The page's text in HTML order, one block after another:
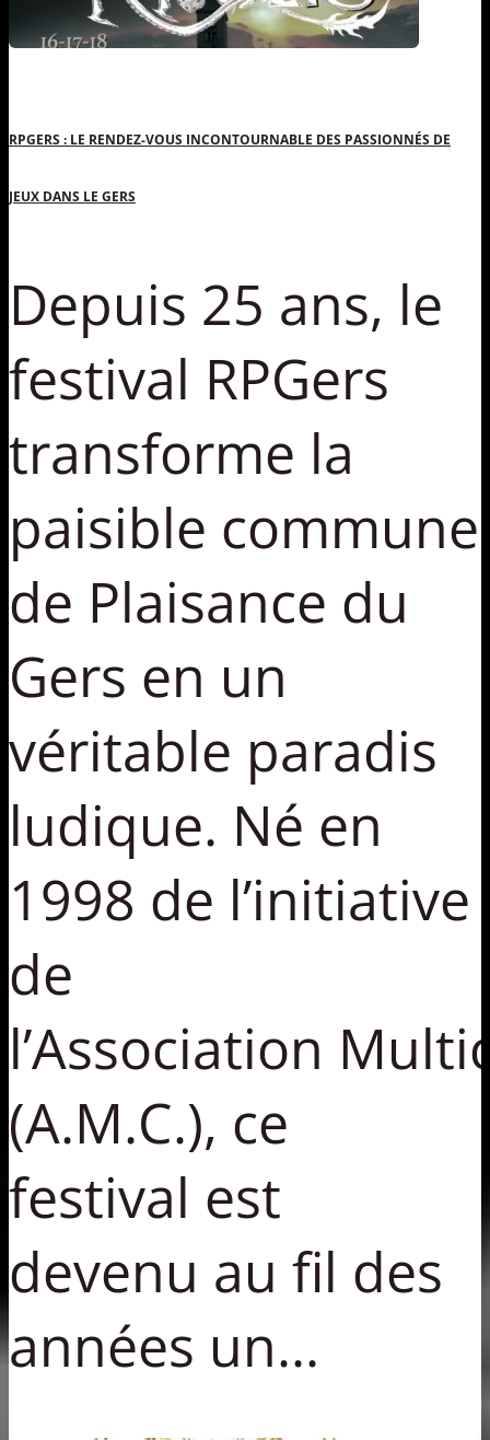
RPGERS : LE RENDEZ-VOUS INCONTOURNABLE DES PASSIONNÉS DE
JEUX DANS LE GERS
Depuis 25 ans, le
festival RPGers
transforme la
paisible commune
de Plaisance du
Gers en un
véritable paradis
ludique. Né en
1998 de l’initiative
de
l’Association
(A.M.C.), ce
festival est
devenu au fil des
années un...